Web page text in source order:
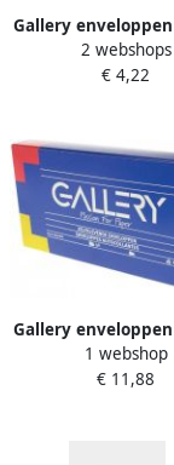
Gallery
229 mm met
stripsluiting pak
2 webshops
€ 4,22
Gallery
229 mm
van 50 stuks
1 webshop
€ 11,88